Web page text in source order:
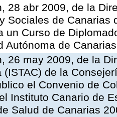
28 abr 2009, de la
Sociales de Canarias
un Curso de
Autónoma de
26 may 2009, de la
(ISTAC) de la
el Convenio de
Instituto Canario de
Salud de Canarias